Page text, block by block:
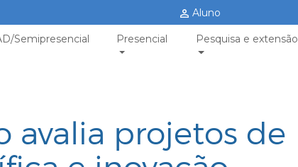
Aluno
Semipresencial Presencial Pesquisa e extensão
avalia projetos de